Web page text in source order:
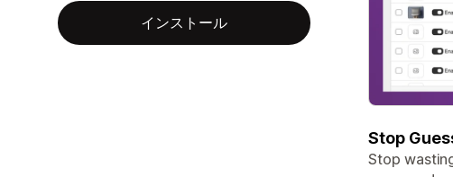
インストール
Stop
Stop